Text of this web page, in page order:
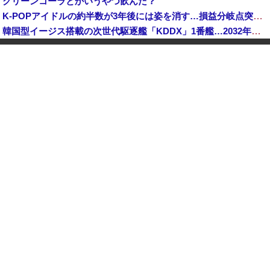
K-POPアイドルの約半数が3年後には姿を消す…損益分岐点突破は4％未満
韓国型イージス搭載の次世代駆逐艦「KDDX」1番艦…2032年竣工と公示！
玉川徹「包丁男を結果的に死刑にしたことになる」←これどう思う？？？